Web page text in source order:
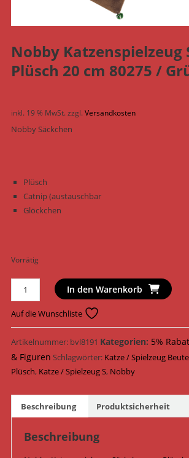
Nobby Katzenspielzeug
Plüsch 20 cm 80275 /
inkl. 19 % MwSt.zzgl.Versandkosten
Nobby Säckchen
Plüsch
Catnip (austauschbar
Glöckchen
Vorrätig
Nobby
Katzenspielzeug
Säckchen
Plüsch
20
cm
80275
Grün
Menge
In den Warenkorb
Auf die Wunschliste
Artikelnummer: bvl8191 Kategorien: 5%
& Figuren Schlagwörter: Katze / Spielzeug
Plüsch, Katze / Spielzeug S, Nobby
Beschreibung Produktsicherheit
Beschreibung